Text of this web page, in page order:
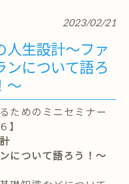
2023/02/21
人生設計～ファ
ンについて語ろ
～
ためのミニセミナー
】
について語ろう！～